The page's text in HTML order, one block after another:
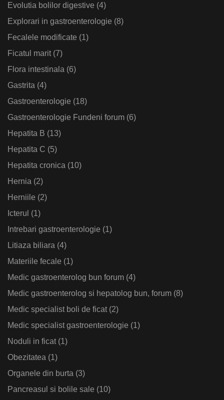
Evolutia bolilor digestive (4)
Explorari in gastroenterologie (8)
Fecalele modificate (1)
Ficatul marit(7)
Flora intestinala (6)
Gastrita (4)
Gastroenterologie (18)
Gastroenterologie Fundeni forum (6)
Hepatita B (13)
Hepatita C (5)
Hepatita cronica (10)
Hernia (2)
Herniile (2)
Icterul (1)
Intrebari gastroenterologie (1)
Litiaza biliara (4)
Materiile fecale (1)
Medic gastroenterolog bun forum (4)
Medic gastroenterolog si hepatolog bun, forum (8)
Medic specialist boli de ficat(2)
Medic specialist gastroenterologie (1)
Noduli in ficat(1)
Obezitatea (1)
Organele din burta (3)
Pancreasul si bolile sale (10)